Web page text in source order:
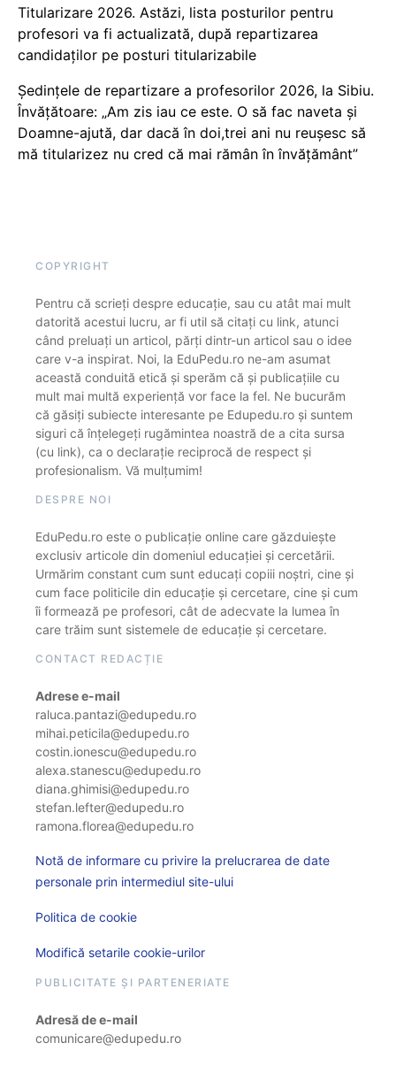
Titularizare 2026. Astăzi, lista posturilor pentru
profesori va fi actualizată, după repartizarea
candidaților pe posturi titularizabile
Ședințele de repartizare a profesorilor 2026, la Sibiu.
Învățătoare: „Am zis iau ce este. O să fac naveta și
Doamne-ajută, dar dacă în doi,trei ani nu reușesc să
mă titularizez nu cred că mai rămân în învățământ”
COPYRIGHT
Pentru că scrieți despre educație, sau cu atât mai mult
datorită acestui lucru, ar fi util să citați cu link, atunci
când preluați un articol, părți dintr-un articol sau o idee
care v-a inspirat. Noi, la EduPedu.ro ne-am asumat
această conduită etică și sperăm că și publicațiile cu
mult mai multă experiență vor face la fel. Ne bucurăm
că găsiți subiecte interesante pe Edupedu.ro și suntem
siguri că înțelegeți rugămintea noastră de a cita sursa
(cu link), ca o declarație reciprocă de respect și
profesionalism. Vă mulțumim!
DESPRE NOI
EduPedu.ro este o publicație online care găzduiește
exclusiv articole din domeniul educației și cercetării.
Urmărim constant cum sunt educați copiii noștri, cine și
cum face politicile din educație și cercetare, cine și cum
îi formează pe profesori, cât de adecvate la lumea în
care trăim sunt sistemele de educație și cercetare.
CONTACT REDACȚIE
Adrese e-mail
raluca.pantazi@edupedu.ro
mihai.peticila@edupedu.ro
costin.ionescu@edupedu.ro
alexa.stanescu@edupedu.ro
diana.ghimisi@edupedu.ro
stefan.lefter@edupedu.ro
ramona.florea@edupedu.ro
Notă de informare cu privire la prelucrarea de date
personale prin intermediul site-ului
Politica de cookie
Modifică setarile cookie-urilor
PUBLICITATE ȘI PARTENERIATE
Adresă de e-mail
comunicare@edupedu.ro